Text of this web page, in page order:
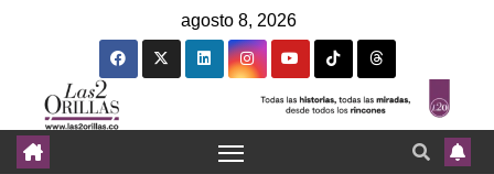
agosto 8, 2026